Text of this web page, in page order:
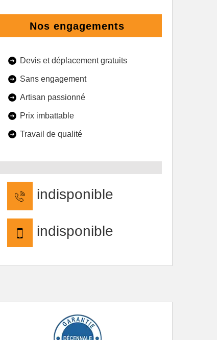
Nos engagements
Devis et déplacement gratuits
Sans engagement
Artisan passionné
Prix imbattable
Travail de qualité
indisponible
indisponible